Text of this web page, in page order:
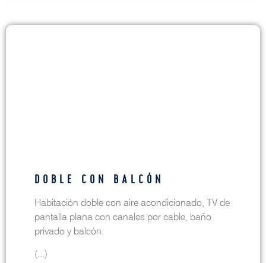
DOBLE CON BALCÓN
Habitación doble con aire acondicionado, TV de
pantalla plana con canales por cable, baño
privado y balcón.
(...)